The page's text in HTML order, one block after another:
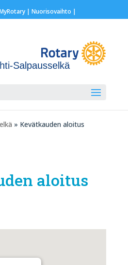
| Nuorisovaihto |
Salpausselkä
» Kevätkauden aloitus
aloitus